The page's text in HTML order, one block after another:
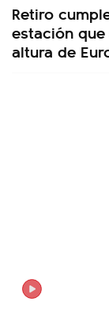
Retiro
estación
altura de